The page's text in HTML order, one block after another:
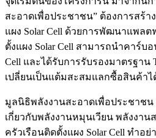
สะอาดเพื่อประชาชน” ต้องการสร้
แผง Solar Cell ด้วยการพัฒนาแพล
ตั้งแผง Solar Cell สามารถนำคาร์บ
Cell และได้รับการรับรองมาตรฐาน
เปลี่ยนเป็นแต้มสะสมแลกซื้อสินค้าไ
มูลนิธิพลังงานสะอาดเพื่อประชาชน
เกี่ยวกับพลังงานหมุนเวียน พลังงา
ครัวเรือนติดตั้งแผง Solar Cell ทำอ